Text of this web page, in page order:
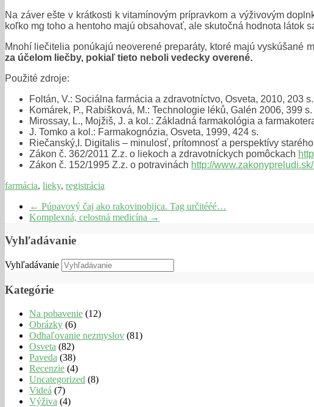
Na záver ešte v krátkosti k vitamínovým prípravkom a výživovým
koľko mg toho a hentoho majú obsahovať, ale skutočná hodnota látok
Mnohí liečitelia ponúkajú neoverené preparáty, ktoré majú
za účelom liečby, pokiaľ tieto neboli vedecky overené.
Použité zdroje:
Foltán, V.: Sociálna farmácia a zdravotníctvo, Osveta, 2010, 203 s.
Komárek, P., Rabišková, M.: Technologie léků, Galén 2006, 399 s.
Mirossay, L., Mojžiš, J. a kol.: Základná farmakológia a
J. Tomko a kol.: Farmakognózia, Osveta, 1999, 424 s.
Riečanský,I. Digitalis – minulosť, prítomnosť a perspektívy
Zákon č. 362/2011 Z.z. o liekoch a zdravotníckych pomôckach
Zákon č. 152/1995 Z.z. o potravinách http://
farmácia, lieky, registrácia
← Púpavový čaj ako rakovinobijca. Tag určitééé…
Komplexná, celostná medicína →
Vyhľadávanie
Vyhľadávanie
Kategórie
Na pobavenie (12)
Obrázky (6)
Odhaľovanie nezmyslov (81)
Osveta (82)
Paveda (38)
Recenzie (4)
Uncategorized (8)
Videá (7)
Výživa (4)